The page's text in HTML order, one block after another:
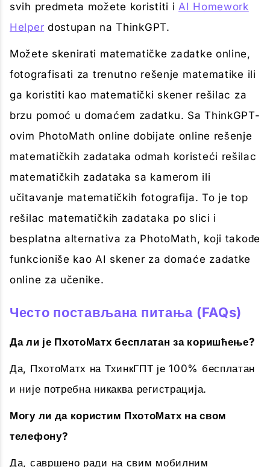
svih predmeta možete koristiti iAI Homework
Helper dostupan na ThinkGPT.
Možete skenirati matematičke zadatke online,
fotografisati za trenutno rešenje matematike ili
ga koristiti kao matematički skener rešilac za
brzu pomoć u domaćem zadatku. Sa ThinkGPT-
ovim PhotoMath online dobijate online rešenje
matematičkih zadataka odmah koristeći rešilac
matematičkih zadataka sa kamerom ili
učitavanje matematičkih fotografija. To je top
rešilac matematičkih zadataka po slici i
besplatna alternativa za PhotoMath, koji takođe
funkcioniše kao AI skener za domaće zadatke
online za učenike.
Често постављана питања (FAQs)
Да ли је ПхотоМатх бесплатан за коришћење?
Да, ПхотоМатх на ТхинкГПТ је 100% бесплатан
и није потребна никаква регистрација.
Могу ли да користим ПхотоМатх на свом
телефону?
Да, савршено ради на свим мобилним